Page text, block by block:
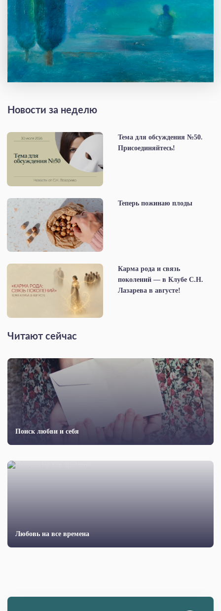
Новости за неделю
Тема для обсуждения №50.
Присоединяйтесь!
Теперь пожинаю плоды
Карма рода и связь
поколений — в Клубе С.Н.
Лазарева в августе!
Читают сейчас
Поиск любви и себя
Любовь на все времена